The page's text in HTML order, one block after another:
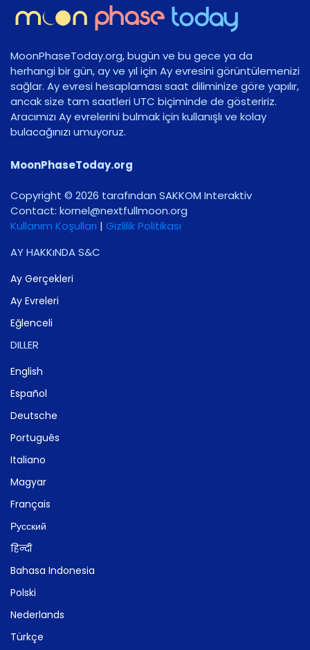
MoonPhaseToday.org, bugün ve bu gece ya da
herhangi bir gün, ay ve yıl için Ay evresini görüntülemenizi
sağlar. Ay evresi hesaplaması saat diliminize göre yapılır,
ancak size tam saatleri UTC biçiminde de gösteririz.
Aracımızı Ay evrelerini bulmak için kullanışlı ve kolay
bulacağınızı umuyoruz.
MoonPhaseToday.org
Copyright © 2026 tarafından SAKKOM Interaktiv
Contact: gro.noomlluftxen@lenrok
Kullanım Koşulları | Gizlilik Politikası
AY HAKKıNDA S&C
Ay Gerçekleri
Ay Evreleri
Eğlenceli
DILLER
English
Español
Deutsche
Português
Italiano
Magyar
Français
Русский
हिन्दी
Bahasa Indonesia
Polski
Nederlands
Türkçe